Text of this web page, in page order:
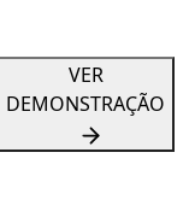
VER
DEMONSTRAÇÃO